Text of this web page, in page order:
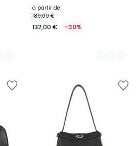
à partir de
189,00 €
132,00 € -30%